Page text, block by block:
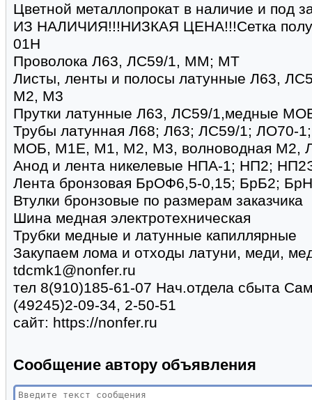
Цветной металлопрокат в наличие и под
ИЗ НАЛИЧИЯ!!!НИЗКАЯ ЦЕНА!!!Сетка
01Н
Проволока Л63, ЛС59/1, ММ; МТ
Листы, ленты и полосы латунные Л63,
М2, М3
Прутки латунные Л63, ЛС59/1,медные
Трубы латунная Л68; Л63; ЛС59/1; ЛО70-
МОБ, М1Е, М1, М2, М3, волноводная М2,
Анод и лента никелевые НПА-1; НП2;
Лента бронзовая БрОФ6,5-0,15; БрБ2;
Втулки бронзовые по размерам заказчика
Шина медная электротехническая
Трубки медные и латунные капиллярные
Закупаем лома и отходы латуни, меди,
tdcmk1@nonfer.ru
тел 8(910)185-61-07 Нач.отдела сбыта
(49245)2-09-34, 2-50-51
сайт: https://nonfer.ru
Сообщение автору объявления